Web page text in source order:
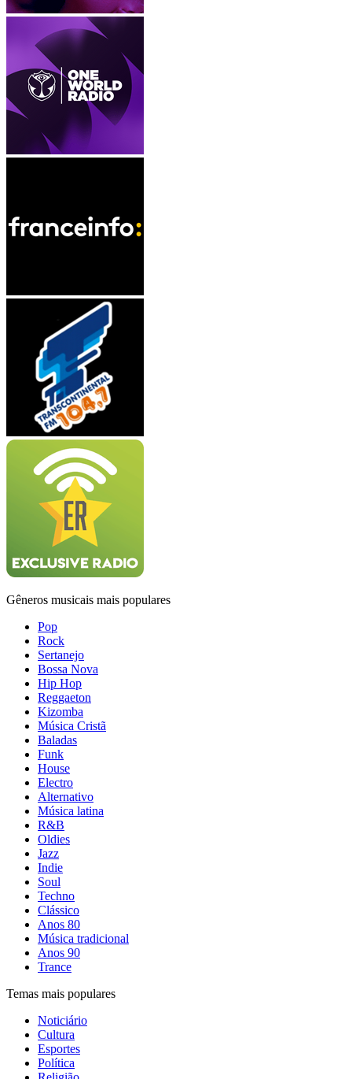
Gêneros musicais mais populares
Pop
Rock
Sertanejo
Bossa Nova
Hip Hop
Reggaeton
Kizomba
Música Cristã
Baladas
Funk
House
Electro
Alternativo
Música latina
R&B
Oldies
Jazz
Indie
Soul
Techno
Clássico
Anos 80
Música tradicional
Anos 90
Trance
Temas mais populares
Noticiário
Cultura
Esportes
Política